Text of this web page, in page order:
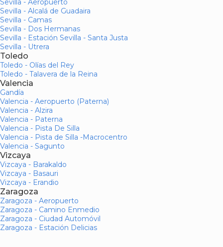
Sevilla - Aeropuerto
Sevilla - Alcalá de Guadaira
Sevilla - Camas
Sevilla - Dos Hermanas
Sevilla - Estación Sevilla - Santa Justa
Sevilla - Utrera
Toledo
Toledo - Olías del Rey
Toledo - Talavera de la Reina
Valencia
Gandía
Valencia - Aeropuerto (Paterna)
Valencia - Alzira
Valencia - Paterna
Valencia - Pista De Silla
Valencia - Pista de Silla -Macrocentro
Valencia - Sagunto
Vizcaya
Vizcaya - Barakaldo
Vizcaya - Basauri
Vizcaya - Erandio
Zaragoza
Zaragoza - Aeropuerto
Zaragoza - Camino Enmedio
Zaragoza - Ciudad Automóvil
Zaragoza - Estación Delicias